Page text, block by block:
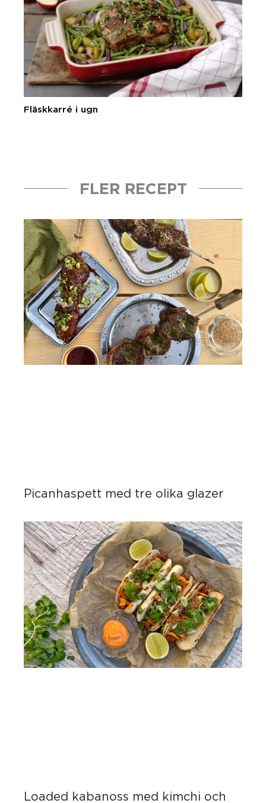
Fläskkarré i ugn
FLER RECEPT
Picanhaspett med tre olika glazer
Loaded kabanoss med kimchi och